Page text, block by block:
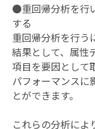
●重回帰分析を行
する
重回帰分析を行う
結果として、属性
項目を要因として
パフォーマンスに
とができます。
これらの分析によ